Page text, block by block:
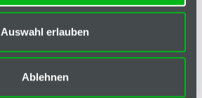
Auswahl erlauben
Ablehnen
light weight